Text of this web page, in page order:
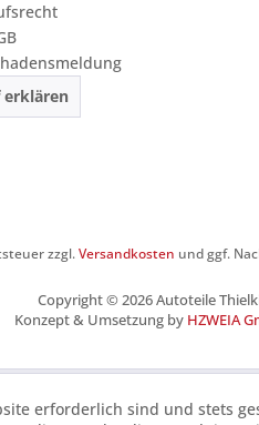
zzgl.Versandkosten und ggf.
Copyright © 2026 Autoteile
Konzept & Umsetzung by HZWEIA
erforderlich sind und stets